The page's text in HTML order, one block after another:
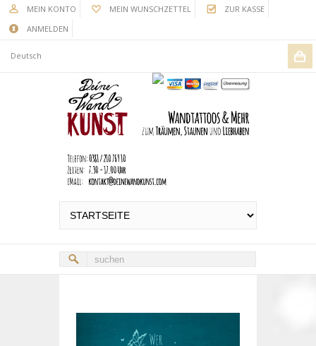
MEIN KONTO MEIN WUNSCHZETTEL
ZUR KASSE
ANMELDEN
Deutsch